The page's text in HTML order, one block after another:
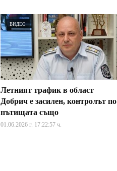
ВИДЕО
Летният трафик в област
Добрич е засилен, контролът по
пътищата също
01.06.2026 г. 17:22:57 ч.